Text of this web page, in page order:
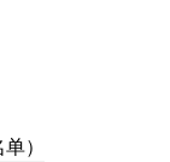
）